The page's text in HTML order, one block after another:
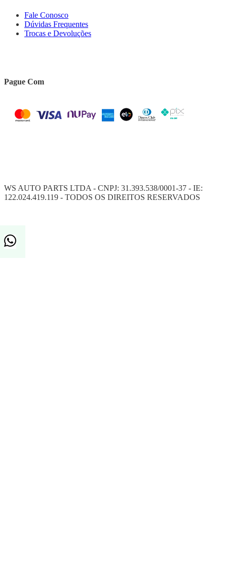
Fale Conosco
Dúvidas Frequentes
Trocas e Devoluções
Pague Com
WS AUTO PARTS LTDA - CNPJ: 31.393.538/0001-37 - IE:
122.024.419.119 - TODOS OS DIREITOS RESERVADOS